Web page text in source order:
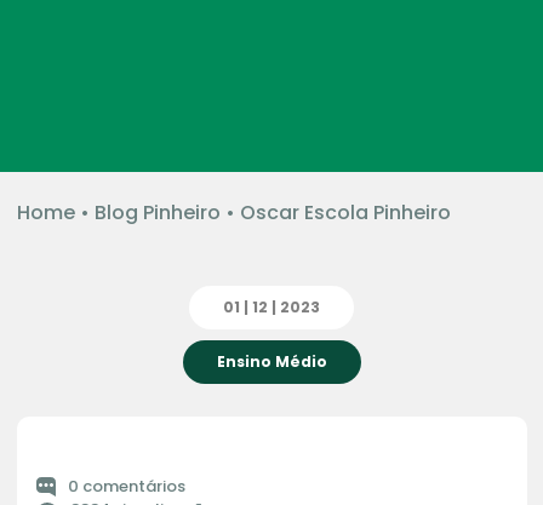
Home• Blog Pinheiro • Oscar Escola Pinheiro
01 | 12 | 2023
Ensino Médio
0 comentários